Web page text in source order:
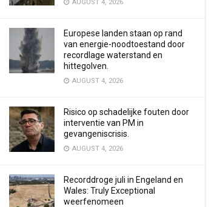
AUGUST 4, 2026
Europese landen staan op rand
van energie-noodtoestand door
recordlage waterstand en
hittegolven.
AUGUST 4, 2026
Risico op schadelijke fouten door
interventie van PM in
gevangeniscrisis.
AUGUST 4, 2026
Recorddroge juli in Engeland en
Wales: Truly Exceptional
weerfenomeen